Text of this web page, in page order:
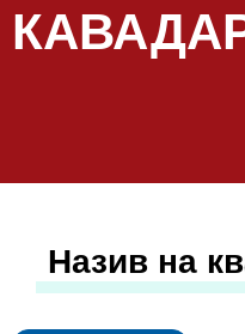
Назив на